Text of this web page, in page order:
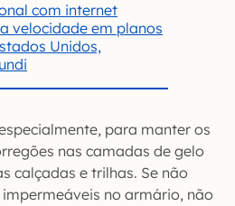
com internet
velocidade em planos
Unidos,
para manter os
nas camadas de gelo
calçadas e trilhas. Se não
no armário, não